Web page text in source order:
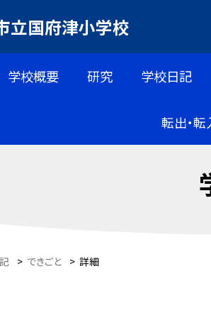
立国府津小学校
学校概要 研究 学校日記
転出・
> できごと > 詳細